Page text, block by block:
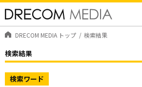
DRECOM MEDIA トップ 検索結果
検索結果
検索ワード